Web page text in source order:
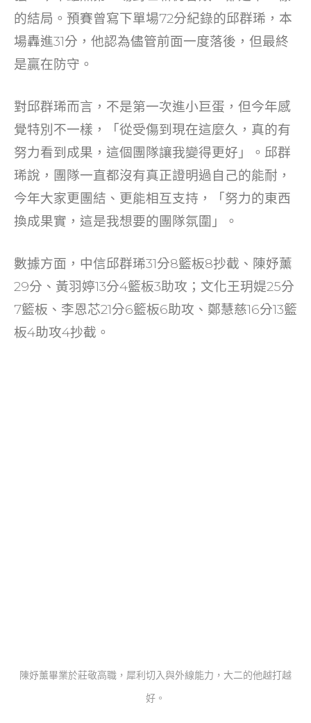
的結局。預賽曾寫下單場72分紀錄的邱群琋，本
場轟進31分，他認為儘管前面一度落後，但最終
是贏在防守。
對邱群琋而言，不是第一次進小巨蛋，但今年感
覺特別不一樣，「從受傷到現在這麼久，真的有
努力看到成果，這個團隊讓我變得更好」。邱群
琋說，團隊一直都沒有真正證明過自己的能耐，
今年大家更團結、更能相互支持，「努力的東西
換成果實，這是我想要的團隊氛圍」。
數據方面，中信邱群琋31分8籃板8抄截、陳妤薰
29分、黃羽婷13分4籃板3助攻；文化王玥媞25分
7籃板、李恩芯21分6籃板6助攻、鄭慧慈16分13籃
板4助攻4抄截。
陳妤薰畢業於莊敬高職，犀利切入與外線能力，大二的他越打越
好。